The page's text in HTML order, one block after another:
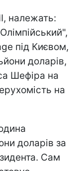
належать:
під Києвом,
доларів,
Шефіра на
на
доларів за
Сам